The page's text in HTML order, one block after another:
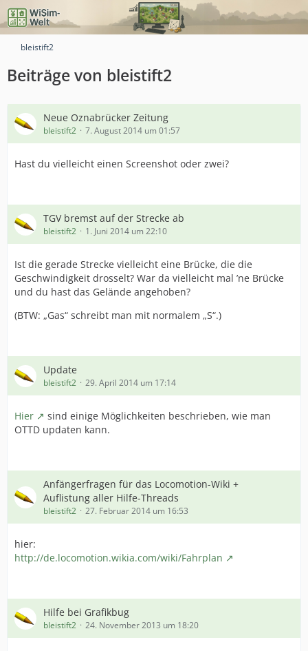
bleistift2
Beiträge von bleistift2
Neue Oznabrücker Zeitung
bleistift2 7. August 2014 um 01:57
Hast du vielleicht einen Screenshot oder zwei?
TGV bremst auf der Strecke ab
bleistift2 1. Juni 2014 um 22:10
Ist die gerade Strecke vielleicht eine Brücke, die die
Geschwindigkeit drosselt? War da vielleicht mal ’ne Brücke
und du hast das Gelände angehoben?
(BTW: „Gas“ schreibt man mit normalem „S“.)
Update
bleistift2 29. April 2014 um 17:14
Hier
sind einige Möglichkeiten beschrieben, wie man
OTTD updaten kann.
Anfängerfragen für das Locomotion-Wiki +
Auflistung aller Hilfe-Threads
bleistift2 27. Februar 2014 um 16:53
hier:
http://de.locomotion.wikia.com/wiki/Fahrplan
Hilfe bei Grafikbug
bleistift2 24. November 2013 um 18:20